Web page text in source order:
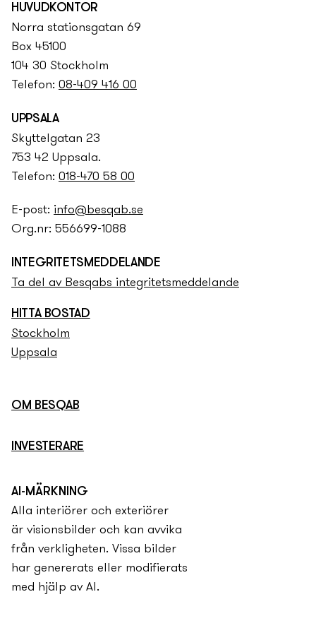
HUVUDKONTOR
Norra stationsgatan 69
Box 45100
104 30 Stockholm
Telefon: 08-409 416 00
UPPSALA
Skyttelgatan 23
753 42 Uppsala.
Telefon: 018-470 58 00
E-post: info@besqab.se
Org.nr: 556699-1088
INTEGRITETS­­MEDDELANDE
Ta del av Besqabs integritets­­meddelande
HITTA BOSTAD
Stockholm
Uppsala
OM BESQAB
INVESTERARE
AI-MÄRKNING
Alla interiörer och exteriörer
är visionsbilder och kan avvika
från verkligheten. Vissa bilder
har genererats eller modifierats
med hjälp av AI.